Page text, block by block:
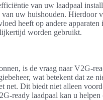
van uw laadpaal
van uw huishouden. Hierdoor
heeft op andere
worden gebruikt.
is de vraag naar V2G-
wat betekent dat ze
net. Dit biedt niet alleen
ready laadpaal kan u